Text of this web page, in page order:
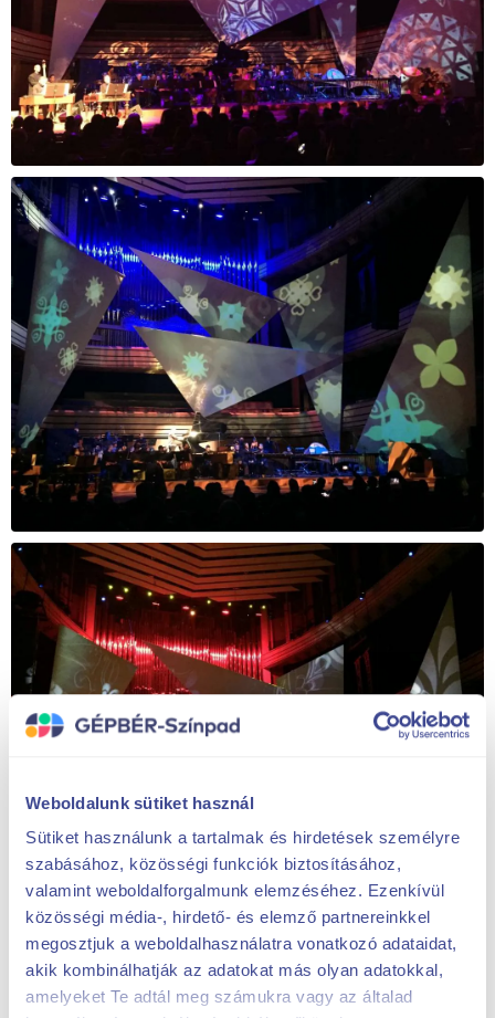
Weboldalunk sütiket használ
Sütiket használunk a tartalmak és hirdetések személyre
szabásához, közösségi funkciók biztosításához,
valamint weboldalforgalmunk elemzéséhez. Ezenkívül
közösségi média-, hirdető- és elemző partnereinkkel
megosztjuk a weboldalhasználatra vonatkozó adataidat,
akik kombinálhatják az adatokat más olyan adatokkal,
amelyeket Te adtál meg számukra vagy az általad
Solicită o ofertă